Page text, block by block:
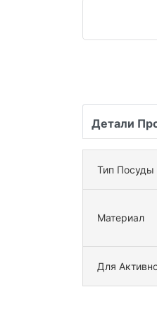
Детали
Тип Посуды
Материал
Для